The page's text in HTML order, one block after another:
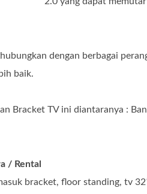
dengan berbagai
baik.
Bracket TV ini diantaranya :
/ Rental
bracket, floor standing, tv